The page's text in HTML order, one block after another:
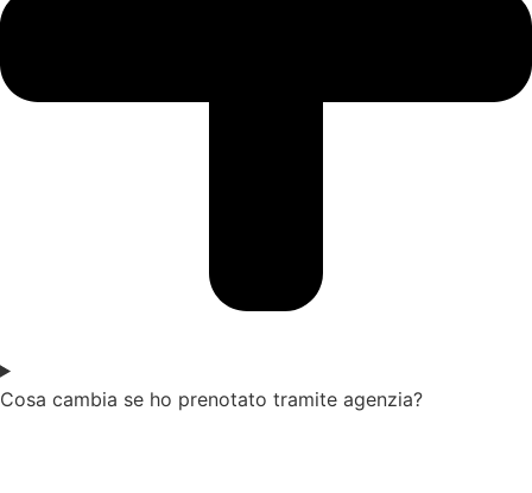
Cosa cambia se ho prenotato tramite agenzia?